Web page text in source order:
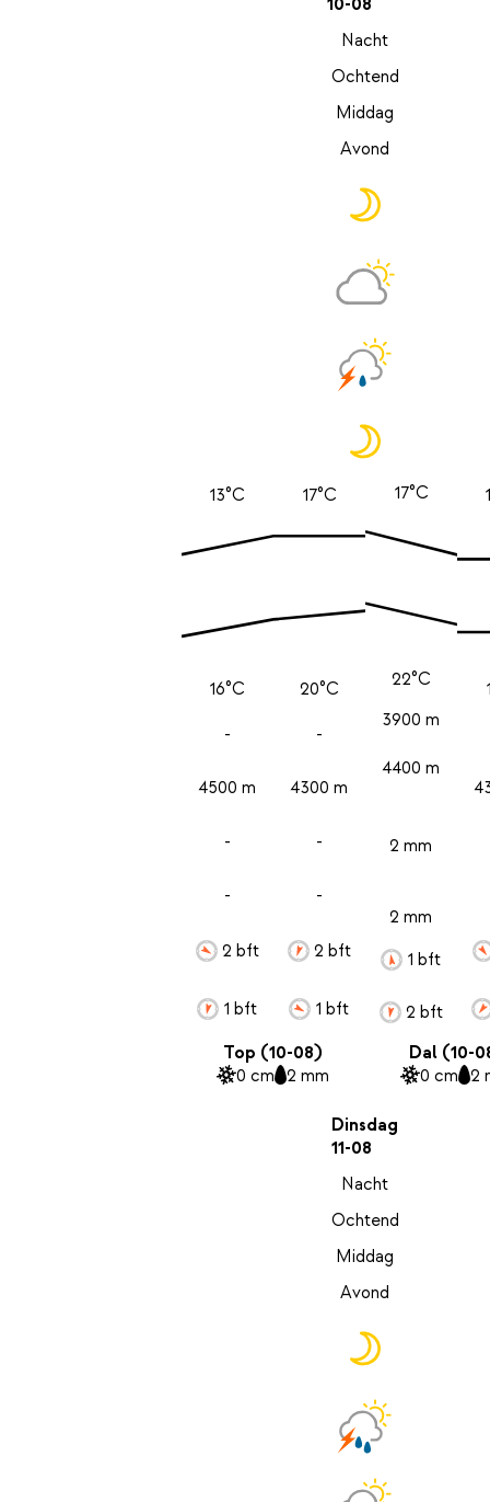
10-08
Nacht
Ochtend
Middag
Avond
13°C
16°C
-
4500 m
-
-
2 bft
1 bft
17°C
20°C
-
4300 m
-
-
2 bft
1 bft
17°C
22°C
3900 m
4400 m
2 mm
2 mm
1 bft
2 bft
Top (10-08)
0 cm 2 mm
Dal (10-
0 cm 2
Dinsdag
11-08
Nacht
Ochtend
Middag
Avond